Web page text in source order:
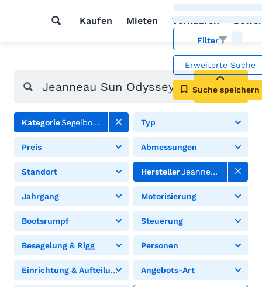
Kaufen Mieten Verkaufen
Filter
Erweiterte Suche
Suche speichern
Suchen
KategorieSegelboote Typ
Preis Abmessungen
Standort HerstellerJeanneau
Jahrgang Motorisierung
Bootsrumpf Steuerung
Besegelung & Rigg Personen
Einrichtung & Aufteilung Angebots-Art